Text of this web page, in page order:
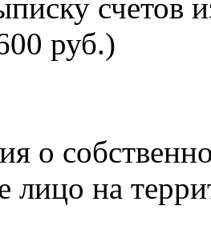
счетов
руб.)
о
лицо на